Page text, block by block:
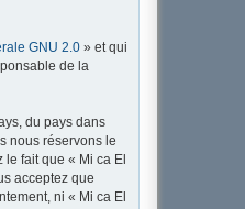
GNU 2.0 » et qui
de la
du pays dans
nous réservons le
le fait que « Mi ca El
acceptez que
ni « Mi ca El